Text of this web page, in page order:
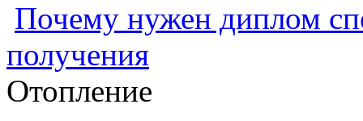
Почему нужен диплом
получения
Отопление